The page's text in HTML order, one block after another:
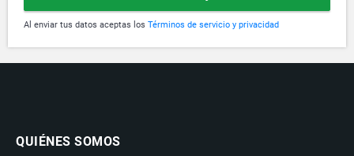
Al enviar tus datos aceptas los Términos de servicio y privacidad
QUIÉNES SOMOS